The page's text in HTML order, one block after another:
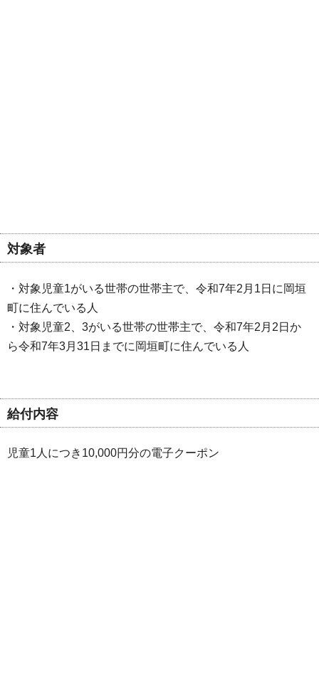
対象者
・対象児童1がいる世帯の世帯主で、令和7年2月1日に岡垣
町に住んでいる人
・対象児童2、3がいる世帯の世帯主で、令和7年2月2日か
ら令和7年3月31日までに岡垣町に住んでいる人
給付内容
児童1人につき10,000円分の電子クーポン